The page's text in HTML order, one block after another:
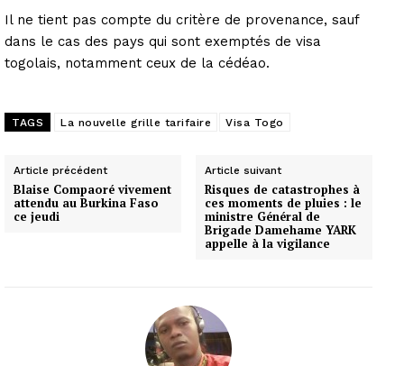
Il ne tient pas compte du critère de provenance, sauf
dans le cas des pays qui sont exemptés de visa
togolais, notamment ceux de la cédéao.
TAGS La nouvelle grille tarifaire Visa Togo
Article précédent
Blaise Compaoré vivement
attendu au Burkina Faso
ce jeudi
Article suivant
Risques de catastrophes à
ces moments de pluies : le
ministre Général de
Brigade Damehame YARK
appelle à la vigilance